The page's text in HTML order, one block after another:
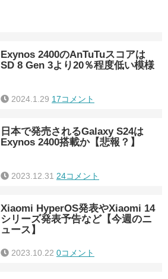
Exynos 2400のAnTuTuスコアは
SD 8 Gen 3より20％程度低い模様
2024.1.29 17コメント
日本で発売されるGalaxy S24は
Exynos 2400搭載か【悲報？】
2023.12.31 24コメント
Xiaomi HyperOS発表やXiaomi 14
シリーズ発表予告など【今週のニ
ュース】
2023.10.22 0コメント